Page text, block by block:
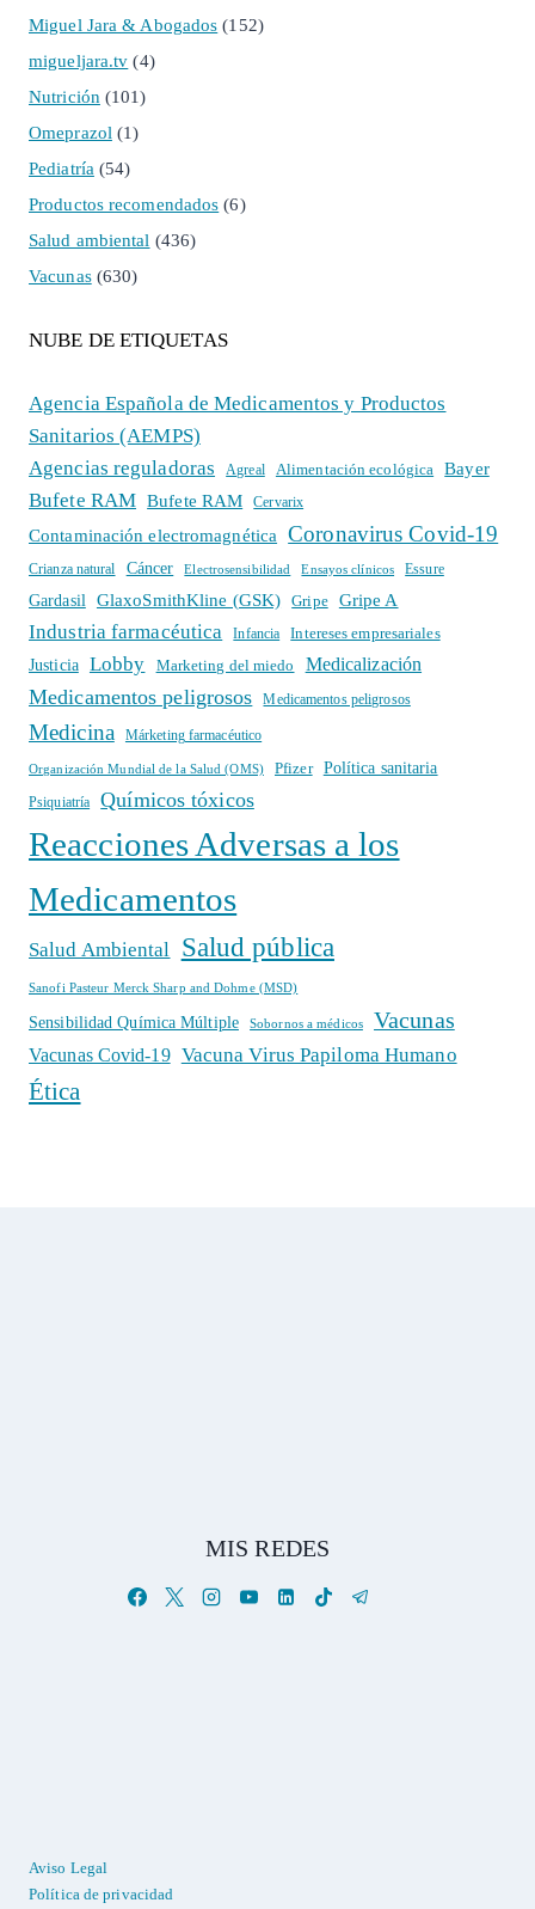
Miguel Jara & Abogados (152)
migueljara.tv (4)
Nutrición (101)
Omeprazol (1)
Pediatría (54)
Productos recomendados (6)
Salud ambiental (436)
Vacunas(630)
NUBE DE ETIQUETAS
Agencia Española de Medicamentos y Productos
Sanitarios (AEMPS)
Agencias reguladoras
Agreal Alimentación ecológica Bayer
Bufete RAM Bufete RAM Cervarix
Contaminación electromagnética Coronavirus Covid-19
Crianza natural Cáncer Electrosensibilidad Ensayos clínicos Essure
Gardasil GlaxoSmithKline (GSK) Gripe Gripe A
Industria farmacéutica Infancia
Intereses empresariales
Justicia
Lobby Marketing del miedo Medicalización
Medicamentos peligrosos Medicamentos peligrosos
Medicina Márketing farmacéutico
Organización Mundial de la Salud (OMS) Pfizer Política sanitaria
Psiquiatría Químicos tóxicos
Reacciones Adversas a los
Medicamentos
Salud Ambiental Salud pública
Sanofi Pasteur Merck Sharp and Dohme (MSD)
Sensibilidad Química Múltiple Sobornos a médicos Vacunas
Vacunas Covid-19 Vacuna Virus Papiloma Humano
Ética
MIS REDES
Aviso Legal
Política de privacidad